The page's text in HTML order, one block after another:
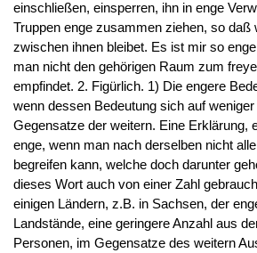
einschließen, einsperren, ihn in enge
Truppen enge zusammen ziehen, so daß
zwischen ihnen bleibet. Es ist mir so
man nicht den gehörigen Raum zum
empfindet. 2. Figürlich. 1) Die engere
wenn dessen Bedeutung sich auf
Gegensatze der weitern. Eine Erklärung,
enge, wenn man nach derselben nicht
begreifen kann, welche doch darunter
dieses Wort auch von einer Zahl
einigen Ländern, z.B. in Sachsen, der
Landstände, eine geringere Anzahl aus
Personen, im Gegensatze des weitern